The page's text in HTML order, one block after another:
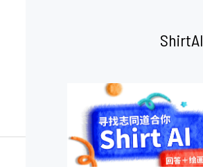
ShirtAI